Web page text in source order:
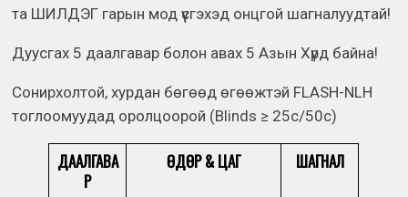
та ШИЛДЭГ гарын мод үүсгэхэд онцгой шагналуудтай!
Дуусгах 5 даалгавар болон авах 5 Азын Хүрд байна!
Сонирхолтой, хурдан бөгөөд өгөөжтэй FLASH-NLH
тоглоомуудад оролцоорой (Blinds ≥ 25c/50c)
ДААЛГАВА
Р
ӨДӨР & ЦАГ ШАГНАЛ